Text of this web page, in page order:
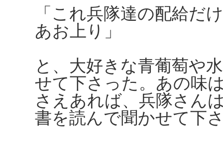
「これ兵隊達の配給だ
あお上り」
と、大好きな青葡萄や
せて下さった。あの味
さえあれば、兵隊さん
書を読んで聞かせて下